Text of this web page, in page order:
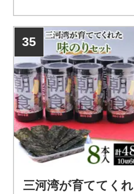
35
三河湾が育ててくれ